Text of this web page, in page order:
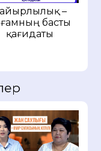
–
басты
қағидаты